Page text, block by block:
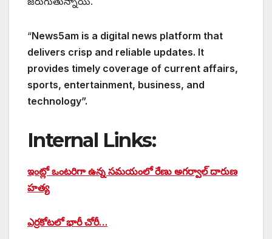
“News5am is a digital news platform that
delivers crisp and reliable updates. It
provides timely coverage of current affairs,
sports, entertainment, business, and
technology”.
Internal Links:
ఇంట్లో ఒంటరిగా ఉన్న సమయంలో రేణు అగర్వాల్ దారుణ
హత్య
ఎర్రకోటలో భారీ చోరీ…